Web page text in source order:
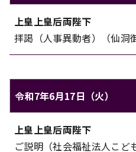
対象 内容
上皇上皇后両陛下
拝謁（人事異動者）（仙洞
令和7年6月17日（火）
対象 内容
上皇上皇后両陛下
ご説明（社会福祉法人こど